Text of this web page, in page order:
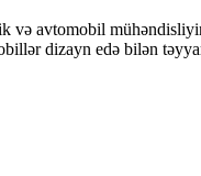
və avtomobil
dizayn edə bilən